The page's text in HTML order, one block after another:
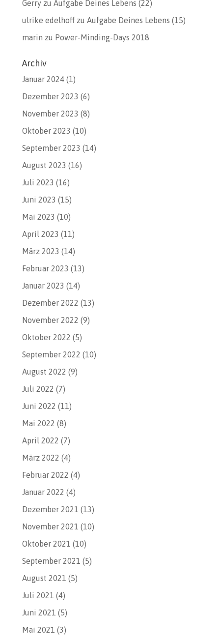
Gerryzu Aufgabe Deines Lebens (22)
ulrike edelhoffzu Aufgabe Deines Lebens (15)
marin zu Power-Minding-Days 2018
Archiv
Januar 2024(1)
Dezember 2023 (6)
November 2023 (8)
Oktober 2023 (10)
September 2023 (14)
August 2023 (16)
Juli 2023 (16)
Juni 2023 (15)
Mai 2023 (10)
April 2023 (11)
März 2023 (14)
Februar 2023 (13)
Januar 2023 (14)
Dezember 2022 (13)
November 2022 (9)
Oktober 2022 (5)
September 2022 (10)
August 2022 (9)
Juli 2022 (7)
Juni 2022 (11)
Mai 2022 (8)
April 2022 (7)
März 2022 (4)
Februar 2022 (4)
Januar 2022 (4)
Dezember 2021 (13)
November 2021 (10)
Oktober 2021 (10)
September 2021 (5)
August 2021 (5)
Juli 2021 (4)
Juni 2021 (5)
Mai 2021 (3)